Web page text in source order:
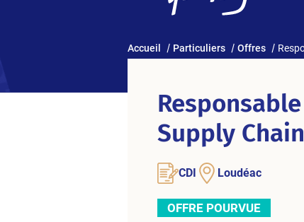
Accueil Particuliers Offres
Supply
CDI Loudéac
OFFRE POURVUE